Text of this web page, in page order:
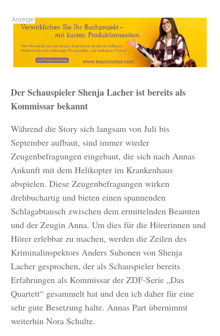
Der Schauspieler Shenja Lacher ist bereits als
Kommissar bekannt
Während die Story sich langsam von Juli bis
September aufbaut, sind immer wieder
Zeugenbefragungen eingebaut, die sich nach Annas
Ankunft mit dem Helikopter im Krankenhaus
abspielen. Diese Zeugenbefragungen wirken
drehbuchartig und bieten einen spannenden
Schlagabtausch zwischen dem ermittelnden Beamten
und der Zeugin Anna. Um dies für die Hörerinnen und
Hörer erlebbar zu machen, werden die Zeilen des
Kriminalinspektors Anders Suhonen von Shenja
Lacher gesprochen, der als Schauspieler bereits
Erfahrungen als Kommissar der ZDF-Serie „Das
Quartett“ gesammelt hat und den ich daher für eine
sehr gute Besetzung halte. Annas Part übernimmt
weiterhin Nora Schulte.